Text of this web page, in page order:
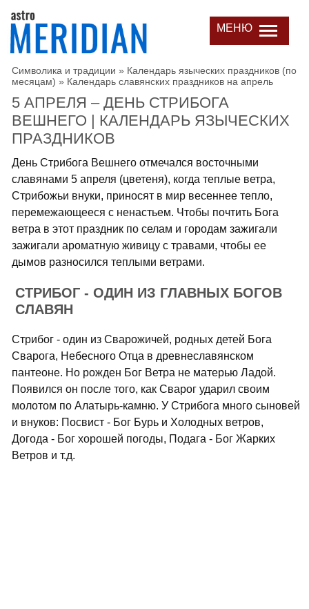
МЕНЮ
Символика и традиции » Календарь языческих праздников (по
месяцам) » Календарь славянских праздников на апрель
5 АПРЕЛЯ – ДЕНЬ СТРИБОГА
ВЕШНЕГО | КАЛЕНДАРЬ ЯЗЫЧЕСКИХ
ПРАЗДНИКОВ
День Стрибога Вешнего отмечался восточными
славянами 5 апреля (цветеня), когда теплые ветра,
Стрибожьи внуки, приносят в мир весеннее тепло,
перемежающееся с ненастьем. Чтобы почтить Бога
ветра в этот праздник по селам и городам зажигали
зажигали ароматную живицу с травами, чтобы ее
дымов разносился теплыми ветрами.
СТРИБОГ - ОДИН ИЗ ГЛАВНЫХ БОГОВ
СЛАВЯН
Стрибог - один из Сварожичей, родных детей Бога
Сварога, Небесного Отца в древнеславянском
пантеоне. Но рожден Бог Ветра не матерью Ладой.
Появился он после того, как Сварог ударил своим
молотом по Алатырь-камню. У Стрибога много сыновей
и внуков: Посвист - Бог Бурь и Холодных ветров,
Догода - Бог хорошей погоды, Подага - Бог Жарких
Ветров и т.д.